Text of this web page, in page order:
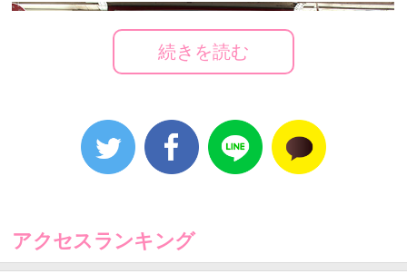
続きを読む
アクセスランキング